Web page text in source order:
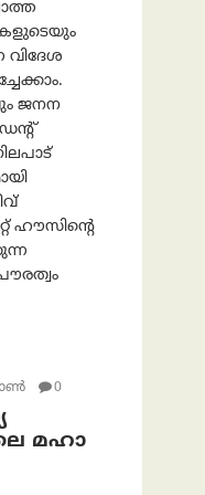
വിദേശ
ജനന
ഹൗസിന്റെ
0
മഹാ